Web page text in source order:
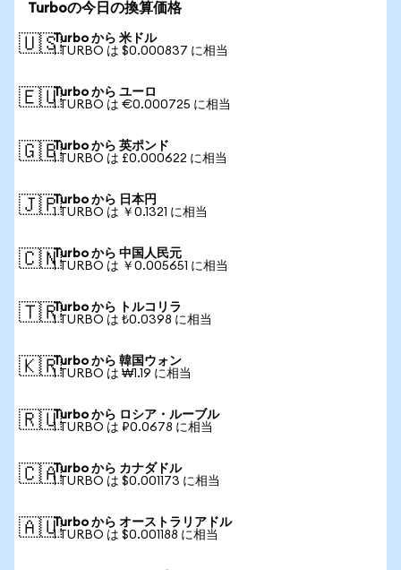
Turboの今日の換算価格
🇺🇸Turbo から 米ドル
1 TURBO は $0.000837 に相当
🇪🇺Turbo から ユーロ
1 TURBO は €0.000725 に相当
🇬🇧Turbo から 英ポンド
1 TURBO は £0.000622 に相当
🇯🇵Turbo から 日本円
1 TURBO は ￥0.1321 に相当
🇨🇳Turbo から 中国人民元
1 TURBO は ￥0.005651 に相当
🇹🇷Turbo から トルコリラ
1 TURBO は ₺0.0398 に相当
🇰🇷Turbo から 韓国ウォン
1 TURBO は ₩1.19 に相当
🇷🇺Turbo から ロシア・ルーブル
1 TURBO は ₽0.0678 に相当
🇨🇦Turbo から カナダドル
1 TURBO は $0.001173 に相当
🇦🇺Turbo から オーストラリアドル
1 TURBO は $0.001188 に相当